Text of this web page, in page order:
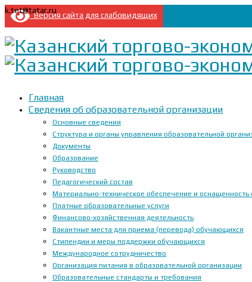
Версия сайта для слабовидящих
k.tet@tatar.ru
Главная
Сведения об образовательной организации
Основные сведения
Структура и органы управления образовательной
Документы
Образование
Руководство
Педагогический состав
Материально-техническое обеспечение и оснащенность
Платные образовательные услуги
Финансово-хозяйственная деятельность
Вакантные места для приема (перевода) обучающихся
Стипендии и меры поддержки обучающихся
Международное сотрудничество
Организация питания в образовательной организации
Образовательные стандарты и требования